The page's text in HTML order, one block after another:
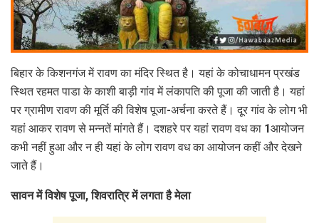
बिहार के किशनगंज में रावण का मंदिर स्थित है। यहां के कोचाधामन प्रखंड
स्थित रहमत पाडा के काशी बाड़ी गांव में लंकापति की पूजा की जाती है। यहां
पर ग्रामीण रावण की मूर्ति की विशेष पूजा-अर्चना करते हैं। दूर गांव के लोग भी
यहां आकर रावण से मन्नतें मांगते हैं। दशहरे पर यहां रावण वध का 1आयोजन
कभी नहीं हुआ और न ही यहां के लोग रावण वध का आयोजन कहीं और देखने
जाते हैं।
सावन में विशेष पूजा,शिवरात्रि में लगता है मेला